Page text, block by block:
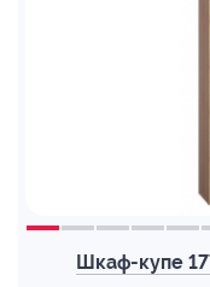
Шкаф-купе